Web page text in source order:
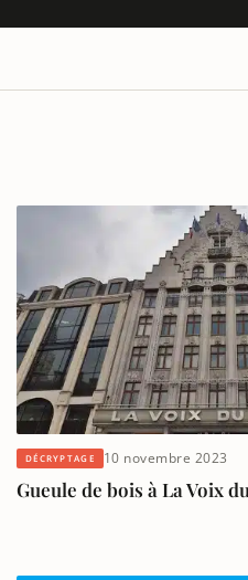
DÉCRYPTAGE 10 novembre 2023
Gueule de bois à La Voix